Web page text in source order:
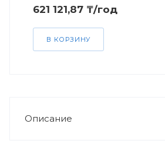
621 121,87 ₸/год
В КОРЗИНУ
Описание